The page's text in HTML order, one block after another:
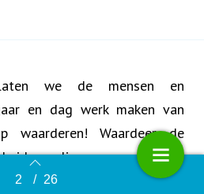
2 / 26
we de mensen en
en dag werk maken van
waarderen! Waardeer de